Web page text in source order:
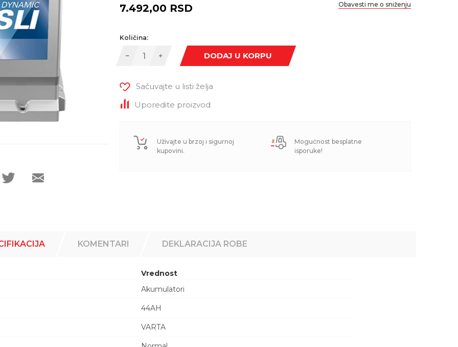
7.492,00 RSD Obavesti me o sniženju
Količina:
DODAJ U KORPU
Sačuvajte u listi želja
Uporedite proizvod
Uživajte u brzoj i sigurnoj
kupovini.
Mogućnost besplatne
isporuke!
KOMENTARI DEKLARACIJA ROBE
Vrednost
Akumulatori
44AH
VARTA